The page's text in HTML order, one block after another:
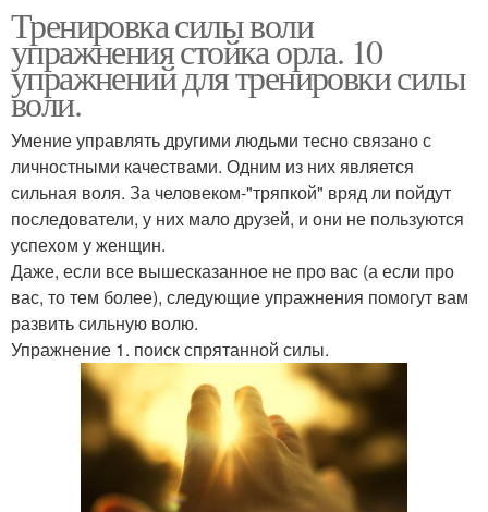
Тренировка силы воли
упражнения стойка орла. 10
упражнений для тренировки силы
воли.
Умение управлять другими людьми тесно связано с
личностными качествами. Одним из них является
сильная воля. За человеком-"тряпкой" вряд ли пойдут
последователи, у них мало друзей, и они не пользуются
успехом у женщин.
Даже, если все вышесказанное не про вас (а если про
вас, то тем более), следующие упражнения помогут вам
развить сильную волю.
Упражнение 1. поиск спрятанной силы.